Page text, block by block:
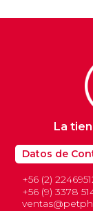
Datos de
+56 (2)
+56 (9) 3378
La